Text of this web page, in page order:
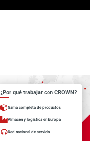
¿Por qué trabajar con CROWN?
Gama completa de productos
Almacén y logística en Europa
Red nacional de servicio